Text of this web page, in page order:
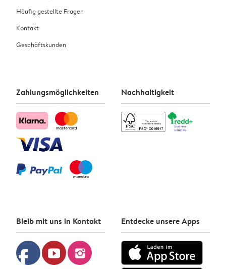
Häufig gestellte Fragen
Kontakt
Geschäftskunden
Zahlungsmöglichkeiten Nachhaltigkeit
Bleib mit uns in Kontakt
facebook youtube instagram
Entdecke unsere Apps